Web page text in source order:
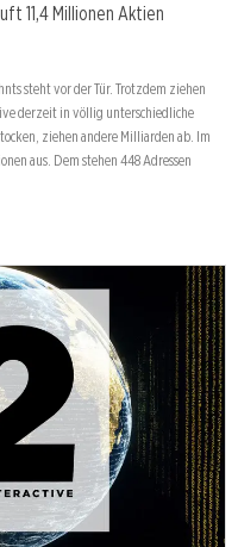
11,4 Millionen Aktien
steht vor der Tür. Trotzdem ziehen
derzeit in völlig unterschiedliche
ziehen andere Milliarden ab. Im
aus. Dem stehen 448 Adressen